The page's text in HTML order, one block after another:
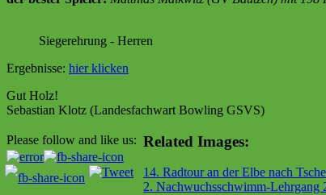
Siegerehrung - Herren
Ergebnisse: hier klicken
Gut Holz!
Sebastian Klotz (Landesfachwart Bowling GSVS)
Please follow and like us: Related Images:
Beitragsnavigation14. Radtour an der Elbe nach
2. Nachwuchsschwimm-Lehrgang